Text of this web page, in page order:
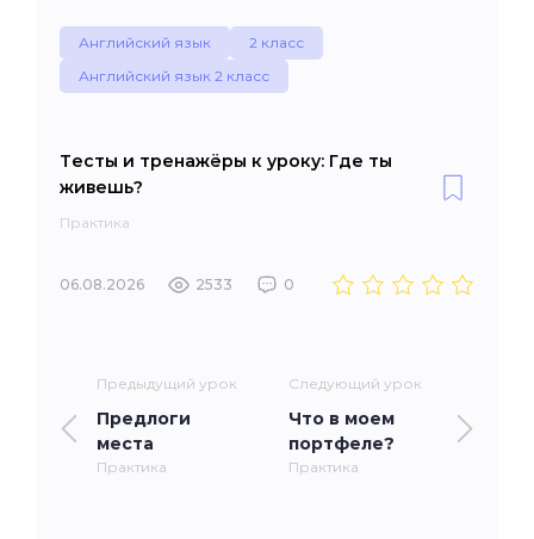
Английский язык
2 класс
Английский язык 2 класс
Тесты и тренажёры к уроку: Где ты
живешь?
Практика
06.08.2026 2533 0
Предыдущий урок
Предлоги
места
Практика
Следующий урок
Что в моем
портфеле?
Практика